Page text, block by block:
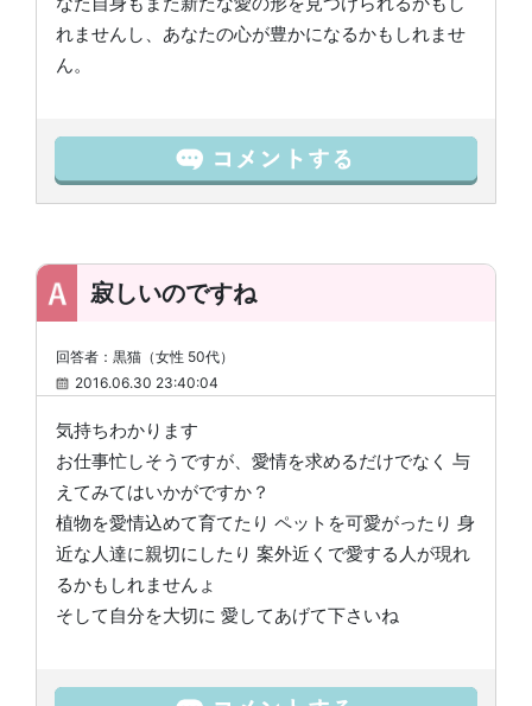
れませんし、あなたの心が豊かになるかもしれませ
ん。
寂しいのですね
回答者：黒猫（女性 50代）
2016.06.30 23:40:04
気持ちわかります
お仕事忙しそうですが、愛情を求めるだけでなく 与
えてみてはいかがですか？
植物を愛情込めて育てたり ペットを可愛がったり 身
近な人達に親切にしたり 案外近くで愛する人が現れ
るかもしれませんょ
そして自分を大切に 愛してあげて下さいね